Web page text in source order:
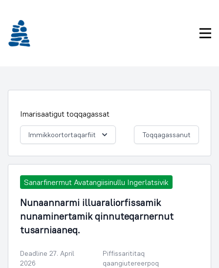
Imarisaatigut toqqagassat
Immikkoortortaqarfiit Toqqagassanut
Sanarfinermut Avatangiisinullu Ingerlatsivik
Nunaannarmi illuaraliorfissamik
nunaminertamik qinnuteqarnernut
tusarniaaneq.
Deadline 27. April
2026
Piffissarititaq
qaangiutereerpoq